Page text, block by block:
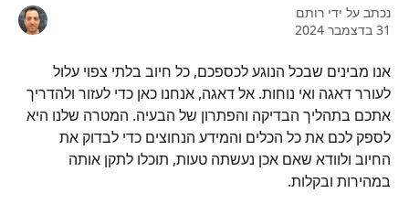
נכתב על ידי רותם
31 בדצמבר 2024
אנו מבינים שבכל הנוגע לכספכם, כל חיוב בלתי צפוי עלול
לעורר דאגה ואי נוחות. אל דאגה, אנחנו כאן כדי לעזור ולהדריך
אתכם בתהליך הבדיקה והפתרון של הבעיה. המטרה שלנו היא
לספק לכם את כל הכלים והמידע הנחוצים כדי לבדוק את
החיוב ולוודא שאם אכן נעשתה טעות, תוכלו לתקן אותה
במהירות ובקלות.